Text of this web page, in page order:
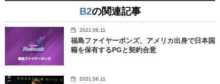
B2の関連記事
2021.06.11
福島ファイヤーボンズ、アメリカ出身で日本国
籍を保有するPGと契約合意
2021.06.11